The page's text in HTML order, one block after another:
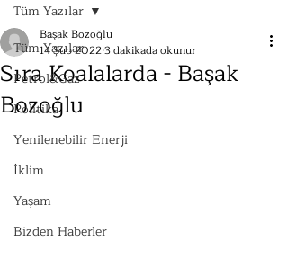
Tüm Yazılar
Petrol&Gaz
Politika
Yenilenebilir Enerji
İklim
Yaşam
Bizden Haberler
Tüm Yazılar
Sıra Koalalarda - Başak
Bozoğlu
Başak Bozoğlu
14 Şub 20223 dakikada okunur